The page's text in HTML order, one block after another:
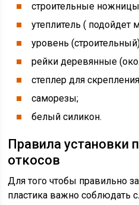
строительные
утеплитель ( подойдет
уровень
рейки деревянные
степлер для
саморезы;
белый силикон.
Правила установки
откосов
Для того чтобы правильно
пластика важно соблюдать